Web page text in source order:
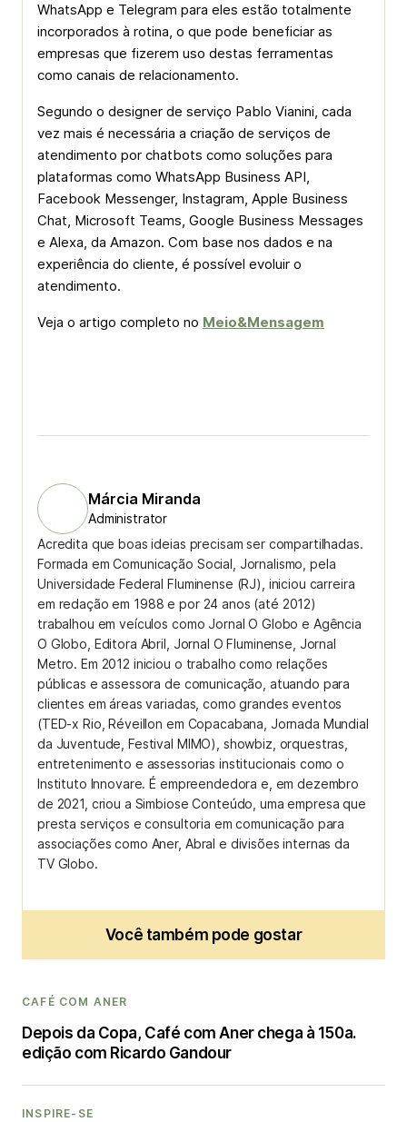
WhatsApp e Telegram para eles estão totalmente
incorporados à rotina, o que pode beneficiar as
empresas que fizerem uso destas ferramentas
como canais de relacionamento.
Segundo o designer de serviço Pablo Vianini, cada
vez mais é necessária a criação de serviços de
atendimento por chatbots como soluções para
plataformas como WhatsApp Business API,
Facebook Messenger, Instagram, Apple Business
Chat, Microsoft Teams, Google Business Messages
e Alexa, da Amazon. Com base nos dados e na
experiência do cliente, é possível evoluir o
atendimento.
Veja o artigo completo no Meio&Mensagem
Márcia Miranda
Administrator
Acredita que boas ideias precisam ser compartilhadas.
Formada em Comunicação Social, Jornalismo, pela
Universidade Federal Fluminense (RJ), iniciou carreira
em redação em 1988 e por 24 anos (até 2012)
trabalhou em veículos como Jornal O Globo e Agência
O Globo, Editora Abril, Jornal O Fluminense, Jornal
Metro. Em 2012 iniciou o trabalho como relações
públicas e assessora de comunicação, atuando para
clientes em áreas variadas, como grandes eventos
(TED-x Rio, Réveillon em Copacabana, Jornada Mundial
da Juventude, Festival MIMO), showbiz, orquestras,
entretenimento e assessorias institucionais como o
Instituto Innovare. É empreendedora e, em dezembro
de 2021, criou a Simbiose Conteúdo, uma empresa que
presta serviços e consultoria em comunicação para
associações como Aner, Abral e divisões internas da
TV Globo.
Você também pode gostar
CAFÉ COM ANER
Depois da Copa, Café com Aner chega à 150a.
edição com Ricardo Gandour
INSPIRE-SE